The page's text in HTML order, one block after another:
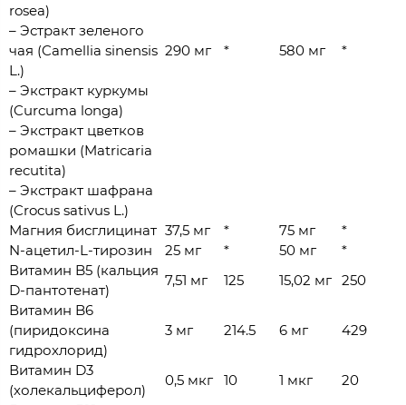
rosea)
– Эстракт зеленого
чая (Camellia sinensis
L.)
– Экстракт куркумы
(Curcuma longa)
– Экстракт цветков
ромашки (Matricaria
recutita)
– Экстракт шафрана
(Crocus sativus L.)
290 мг * 580 мг *
Магния бисглицинат 37,5 мг * 75 мг
*
N-ацетил-L-тирозин
25 мг * 50 мг
*
Витамин B5 (кальция
D-пантотенат)
7,51 мг 125 15,02 мг 250
Витамин B6
(пиридоксина
гидрохлорид)
3 мг 214.5 6 мг 429
Витамин D3
(холекальциферол)
0,5 мкг 10 1 мкг
20